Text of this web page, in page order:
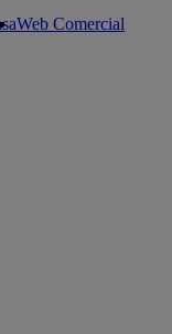
Web Comercial